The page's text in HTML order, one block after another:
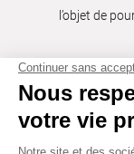
l’objet de